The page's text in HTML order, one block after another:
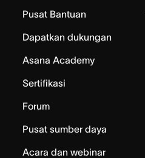
Pusat Bantuan
Dapatkan dukungan
Asana Academy
Sertifikasi
Forum
Pusat sumber daya
Acara dan webinar